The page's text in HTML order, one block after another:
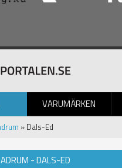
VARUMÄRKEN
BILDGALLERI
» Dals-Ed
- DALS-ED